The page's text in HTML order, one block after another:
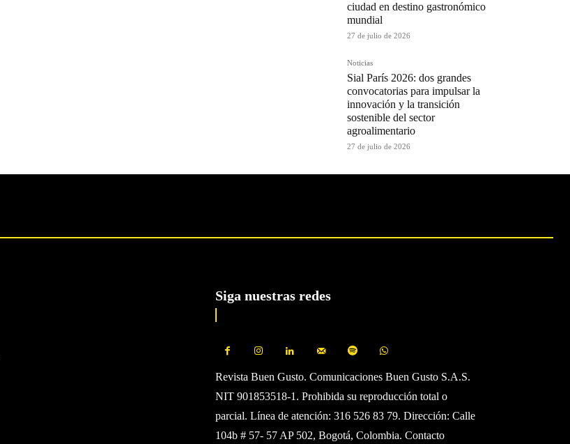
ciudad en destino gastronómico
mundial
27 de julio de 2026
Noticias
Sial París 2026: dos grandes
convocatorias para impulsar la
innovación y la transición
sostenible del sector
agroalimentario
27 de julio de 2026
Siga nuestras redes
Revista Buen Gusto. Comunicaciones Buen Gusto S.A.S.
NIT 901853518-1. Prohibida su reproducción total o
parcial. Línea de atención: 316 526 83 79. Dirección: Calle
104b # 57- 57 AP 502, Bogotá, Colombia. Contacto